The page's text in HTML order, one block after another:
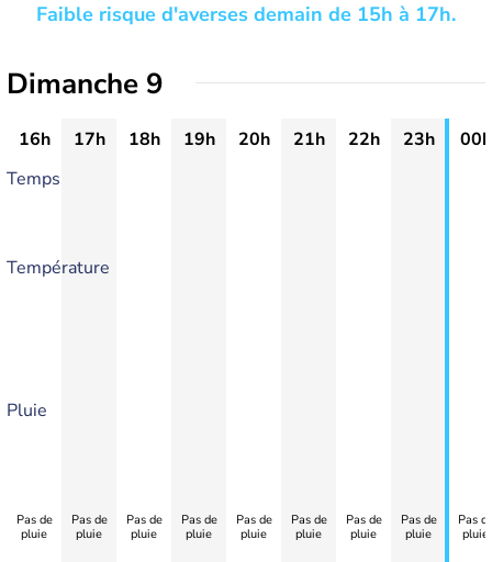
Faible risque d'averses demain de 15h à 17h.
Dimanche 9
16h 17h 18h 19h 20h 21h 22h 23h
00h
Temps
Température
Pluie
Pas de
pluie
Pas de
pluie
Pas de
pluie
Pas de
pluie
Pas de
pluie
Pas de
pluie
Pas de
pluie
Pas de
pluie
Pas
pluie